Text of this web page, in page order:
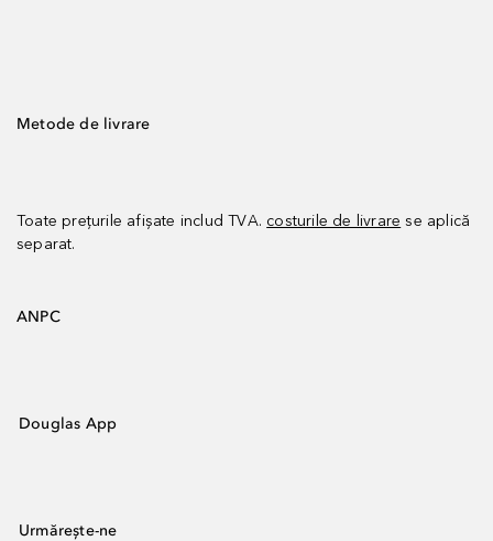
Metode de livrare
Toate prețurile afișate includ TVA. costurile de livrare se aplică
separat.
ANPC
Douglas App
Urmărește-ne